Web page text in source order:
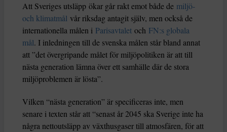
Att Sveriges utsläpp ökar går rakt emot både de miljö-
och klimatmål vår riksdag antagit själv, men också de
internationella målen i Parisavtalet och FN:s globala
mål. I inledningen till de svenska målen står bland annat
att ”det övergripande målet för miljöpolitiken är att till
nästa generation lämna över ett samhälle där de stora
miljöproblemen är lösta”.
Vilken “nästa generation” är specificeras inte, men
senare i texten står att “senast år 2045 ska Sverige inte ha
några nettoutsläpp av växthusgaser till atmosfären, för att